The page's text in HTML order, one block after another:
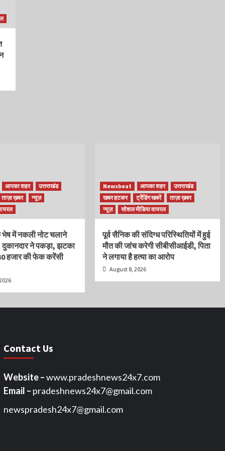
आपका शहर
उत्तराखंड
ताज़ा ख़बर
न्यूज़
भेष में नकली नोट चलाने
दुकानदार ने पकड़ा, झटका
हजार की फेक करेंसी
Newsbeat आपका शहर
उत्तराखंड
खबर हटकर
ट्रेंडिंग खबरें
ताज़ा ख़बर
न्यूज़
सोशल मीडिया वायरल
पूर्व सैनिक की संदिग्ध परिस्थितियों में हुई
मौत की जांच करेगी सीबीसीआईडी, पिता
ने लगाया है हत्या का आरोप
August 8, 2026
Contact Us
Website –www.pradeshnews24x7.com
Email – pradeshnews24x7@gmail.com
newspradesh24x7@gmail.com